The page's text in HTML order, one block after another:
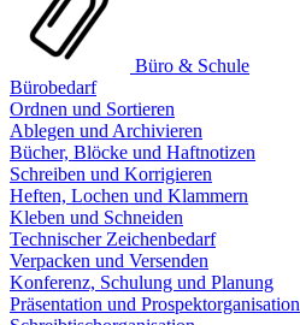
Büro & Schule
Bürobedarf
Ordnen und Sortieren
Ablegen und Archivieren
Bücher, Blöcke und Haftnotizen
Schreiben und Korrigieren
Heften, Lochen und Klammern
Kleben und Schneiden
Technischer Zeichenbedarf
Verpacken und Versenden
Konferenz, Schulung und Planung
Präsentation und Prospektorganisation